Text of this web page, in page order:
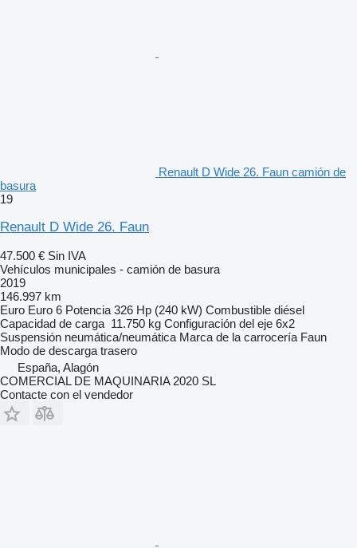
Renault D Wide 26. Faun camión de
basura
19
Renault D Wide 26. Faun
47.500 € Sin IVA
Vehículos municipales - camión de basura
2019
146.997 km
Euro Euro 6 Potencia 326 Hp (240 kW) Combustible diésel
Capacidad de carga 11.750 kg Configuración del eje 6x2
Suspensión neumática/neumática Marca de la carrocería Faun
Modo de descarga trasero
España, Alagón
COMERCIAL DE MAQUINARIA 2020 SL
Contacte con el vendedor